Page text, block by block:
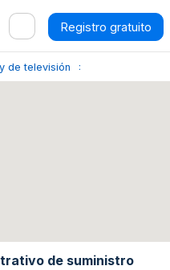
Registro gratuito
de televisión
de suministro